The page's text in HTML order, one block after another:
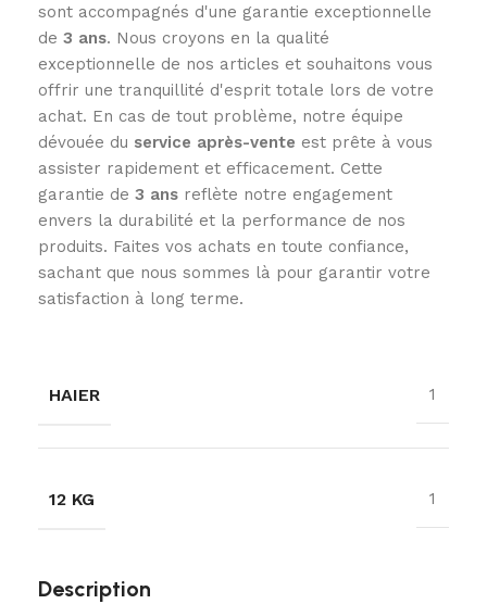
sont accompagnés d'une garantie exceptionnelle
de 3 ans. Nous croyons en la qualité
exceptionnelle de nos articles et souhaitons vous
offrir une tranquillité d'esprit totale lors de votre
achat. En cas de tout problème, notre équipe
dévouée du service après-vente est prête à vous
assister rapidement et efficacement. Cette
garantie de 3 ans reflète notre engagement
envers la durabilité et la performance de nos
produits. Faites vos achats en toute confiance,
sachant que nous sommes là pour garantir votre
satisfaction à long terme.
HAIER 1
12 KG 1
Description